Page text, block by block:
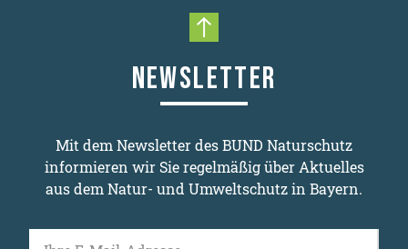
Nach oben scrollen
NEWSLETTER
Mit dem Newsletter des BUND Naturschutz
informieren wir Sie regelmäßig über Aktuelles
aus dem Natur- und Umweltschutz in Bayern.